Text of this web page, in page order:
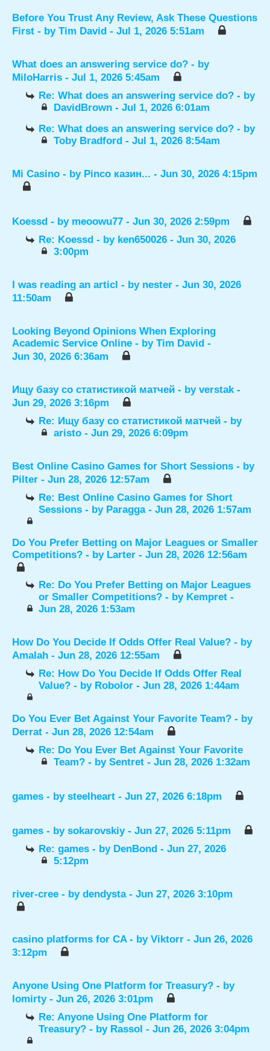
Before You Trust Any Review, Ask These Questions
First - by Tim David - Jul 1, 2026 5:51am
What does an answering service do? - by
MiloHarris - Jul 1, 2026 5:45am
Re: What does an answering service do? - by
DavidBrown- Jul 1, 2026 6:01am
Re: What does an answering service do? - by
Toby Bradford- Jul 1, 2026 8:54am
Mi Casino - by Pinco казин... - Jun 30, 2026 4:15pm
Koessd - by meoowu77 - Jun 30, 2026 2:59pm
Re: Koessd - by ken650026 - Jun 30, 2026
3:00pm
I was reading an articl - by nester - Jun 30, 2026
11:50am
Looking Beyond Opinions When Exploring
Academic Service Online - by Tim David -
Jun 30, 2026 6:36am
Ищу базу со статистикой матчей - by verstak-
Jun 29, 2026 3:16pm
Re: Ищу базу со статистикой матчей - by
aristo- Jun 29, 2026 6:09pm
Best Online Casino Games for Short Sessions - by
Pilter - Jun 28, 2026 12:57am
Re: Best Online Casino Games for Short
Sessions - by Paragga- Jun 28, 2026 1:57am
Do You Prefer Betting on Major Leagues or Smaller
Competitions? - by Larter - Jun 28, 2026 12:56am
Re: Do You Prefer Betting on Major Leagues
or Smaller Competitions? - by Kempret -
Jun 28, 2026 1:53am
How Do You Decide If Odds Offer Real Value? - by
Amalah - Jun 28, 2026 12:55am
Re: How Do You Decide If Odds Offer Real
Value? - by Robolor - Jun 28, 2026 1:44am
Do You Ever Bet Against Your Favorite Team? - by
Derrat - Jun 28, 2026 12:54am
Re: Do You Ever Bet Against Your Favorite
Team? - by Sentret- Jun 28, 2026 1:32am
games - by steelheart - Jun 27, 2026 6:18pm
games - by sokarovskiy- Jun 27, 2026 5:11pm
Re: games - by DenBond - Jun 27, 2026
5:12pm
river-cree - by dendysta- Jun 27, 2026 3:10pm
casino platforms for CA - by Viktorr - Jun 26, 2026
3:12pm
Anyone Using One Platform for Treasury? - by
lomirty- Jun 26, 2026 3:01pm
Re: Anyone Using One Platform for
Treasury? - by Rassol - Jun 26, 2026 3:04pm